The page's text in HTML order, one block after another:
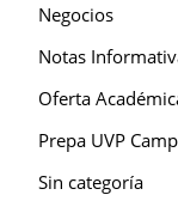
Negocios
Notas
Oferta
Prepa UVP
Sin categoría